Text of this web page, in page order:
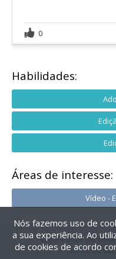
0
Habilidades:
Áreas de interesse:
Vídeo -
@2014-2026
Termos de uso
Nós fazemos uso de
a sua experiência. Ao
de cookies de acordo